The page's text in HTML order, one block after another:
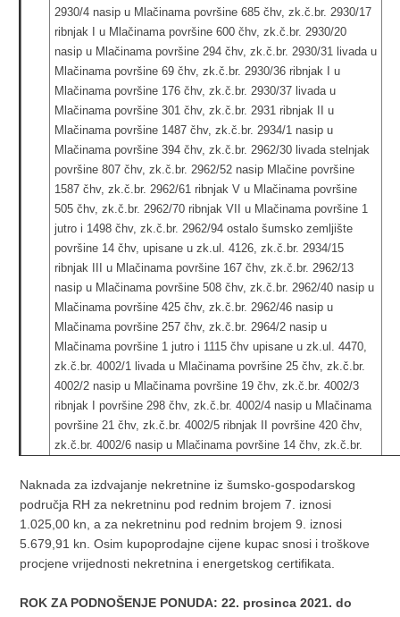
2930/4 nasip u Mlačinama površine 685 čhv, zk.č.br. 2930/17
ribnjak I u Mlačinama površine 600 čhv, zk.č.br. 2930/20
nasip u Mlačinama površine 294 čhv, zk.č.br. 2930/31 livada u
Mlačinama površine 69 čhv, zk.č.br. 2930/36 ribnjak I u
Mlačinama površine 176 čhv, zk.č.br. 2930/37 livada u
Mlačinama površine 301 čhv, zk.č.br. 2931 ribnjak II u
Mlačinama površine 1487 čhv, zk.č.br. 2934/1 nasip u
Mlačinama površine 394 čhv, zk.č.br. 2962/30 livada stelnjak
površine 807 čhv, zk.č.br. 2962/52 nasip Mlačine površine
1587 čhv, zk.č.br. 2962/61 ribnjak V u Mlačinama površine
505 čhv, zk.č.br. 2962/70 ribnjak VII u Mlačinama površine 1
jutro i 1498 čhv, zk.č.br. 2962/94 ostalo šumsko zemljište
površine 14 čhv, upisane u zk.ul. 4126, zk.č.br. 2934/15
ribnjak III u Mlačinama površine 167 čhv, zk.č.br. 2962/13
nasip u Mlačinama površine 508 čhv, zk.č.br. 2962/40 nasip u
Mlačinama površine 425 čhv, zk.č.br. 2962/46 nasip u
Mlačinama površine 257 čhv, zk.č.br. 2964/2 nasip u
Mlačinama površine 1 jutro i 1115 čhv upisane u zk.ul. 4470,
zk.č.br. 4002/1 livada u Mlačinama površine 25 čhv, zk.č.br.
4002/2 nasip u Mlačinama površine 19 čhv, zk.č.br. 4002/3
ribnjak I površine 298 čhv, zk.č.br. 4002/4 nasip u Mlačinama
površine 21 čhv, zk.č.br. 4002/5 ribnjak II površine 420 čhv,
zk.č.br. 4002/6 nasip u Mlačinama površine 14 čhv, zk.č.br.
Mlačinama površine 299 čhv, zk.č.br. 4002/9 livada u
Mlačinama površine 56 čhv, 4002/10 nasip u Mlačinama
površine 17 čhv, zk.č.br. 4002/11 ribnjak IV površine 21 čhv,
zk.č.br. 4002/12 nasip u Mlačinama površine 4 čhv, zk.č.br.
4002/13 preliv u Mlačinama površine 28 čhv, zk.č.br. 4002/14
Mlačinama površine 7 čhv, zk.č.br. 4002/16 ribnjak V površine
Naknada za izdvajanje nekretnine iz šumsko-gospodarskog
područja RH za nekretninu pod rednim brojem 7. iznosi
1.025,00 kn, a za nekretninu pod rednim brojem 9. iznosi
5.679,91 kn. Osim kupoprodajne cijene kupac snosi i troškove
procjene vrijednosti nekretnina i energetskog certifikata.
ROK ZA PODNOŠENJE PONUDA: 22. prosinca 2021. do